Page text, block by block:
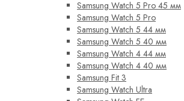
Samsung Watch 5 Pro 45 мм
Samsung Watch 5 Pro
Samsung Watch 5 44 мм
Samsung Watch 5 40 мм
Samsung Watch 4 44 мм
Samsung Watch 4 40 мм
Samsung Fit 3
Samsung Watch Ultra